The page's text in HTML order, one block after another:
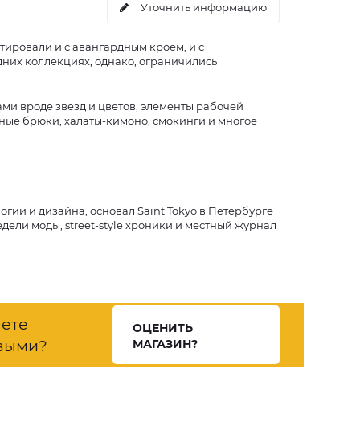
Уточнить информацию
и с авангардным кроем, и с
коллекциях, однако, ограничились
вроде звезд и цветов, элементы рабочей
брюки, халаты-кимоно, смокинги и многое
и дизайна, основал Saint Tokyo в Петербурге
моды, street-style хроники и местный журнал
ОЦЕНИТЬ
МАГАЗИН?